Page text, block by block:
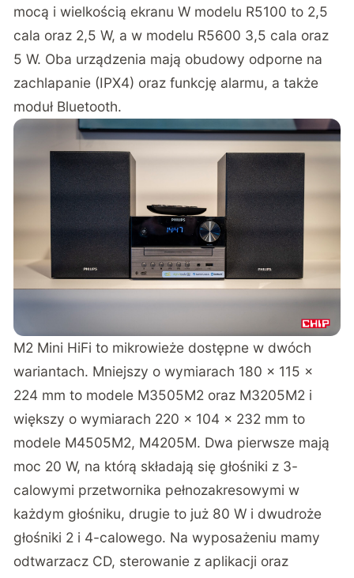
mocą i wielkością ekranu W modelu R5100 to 2,5
cala oraz 2,5 W, a w modelu R5600 3,5 cala oraz
5 W. Oba urządzenia mają obudowy odporne na
zachlapanie (IPX4) oraz funkcję alarmu, a także
moduł Bluetooth.
M2 Mini HiFi to mikrowieże dostępne w dwóch
wariantach. Mniejszy o wymiarach 180 x 115 x
224 mm to modele M3505M2 oraz M3205M2 i
większy o wymiarach 220 x 104 x 232 mm to
modele M4505M2, M4205M. Dwa pierwsze mają
moc 20 W, na którą składają się głośniki z 3-
calowymi przetwornika pełnozakresowymi w
każdym głośniku, drugie to już 80 W i dwudroże
głośniki 2 i 4-calowego. Na wyposażeniu mamy
odtwarzacz CD, sterowanie z aplikacji oraz